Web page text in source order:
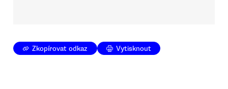
Zkopírovat odkaz Vytisknout